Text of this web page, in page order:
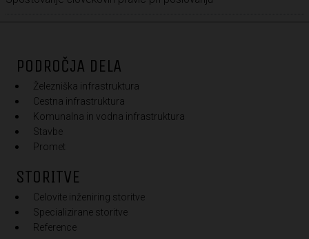
PODROČJA DELA
Železniška infrastruktura
Cestna infrastruktura
Komunalna in vodna infrastruktura
Stavbe
Promet
STORITVE
Celovite inženiring storitve
Specializirane storitve
Reference